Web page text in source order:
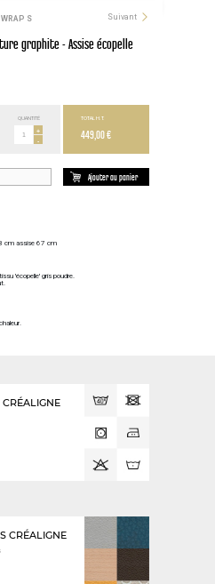
WRAP S Suivant
graphite - Assise écopelle
QUANTITÉ
+
-
TOTAL H.T.
449,00 €
Ajouter au panier
cm assise 67 cm
'écopelle' gris poudre.
CRÉALIGNE